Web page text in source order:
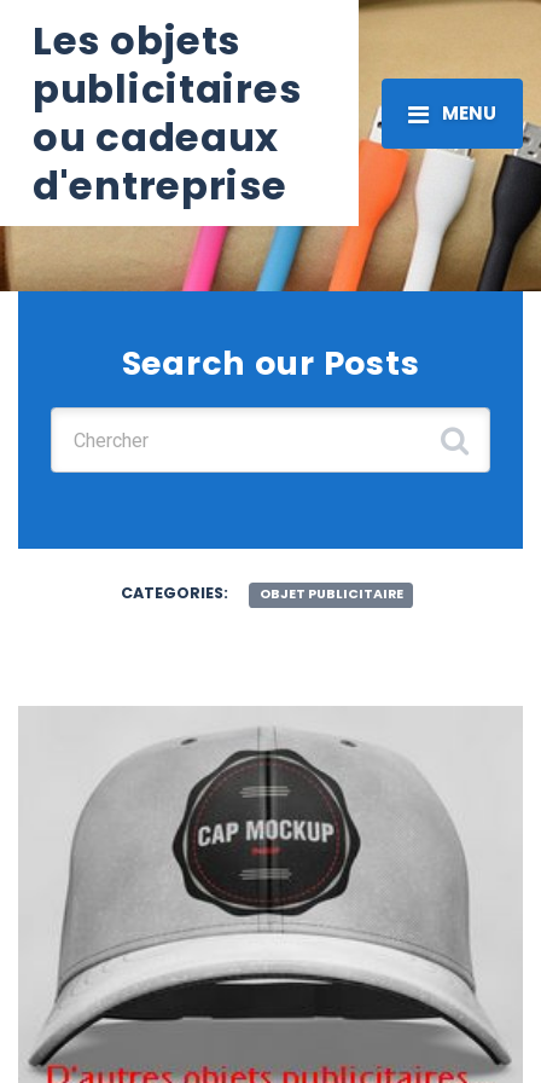
Les objets
publicitaires
ou cadeaux
d'entreprise
MENU
Search our Posts
CATEGORIES: OBJET PUBLICITAIRE